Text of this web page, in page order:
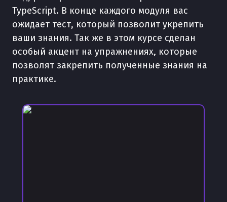
TypeScript. В конце каждого модуля вас
ожидает тест, который позволит укрепить
ваши знания. Так же в этом курсе сделан
особый акцент на упражнениях, которые
позволят закрепить полученные знания на
практике.